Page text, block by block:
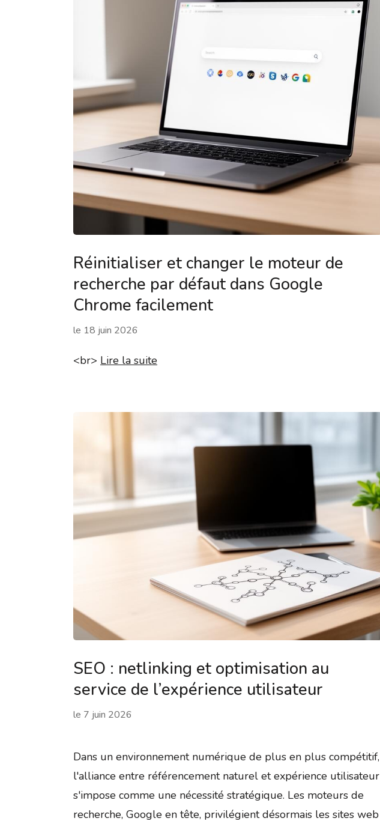
Réinitialiser et changer le moteur de
recherche par défaut dans Google
Chrome facilement
le 18 juin 2026
<br> Lire la suite
SEO : netlinking et optimisation au
service de l’expérience utilisateur
le 7 juin 2026
Dans un environnement numérique de plus en plus compétitif,
l'alliance entre référencement naturel et expérience utilisateur
s'impose comme une nécessité stratégique. Les moteurs de
recherche, Google en tête, privilégient désormais les sites web